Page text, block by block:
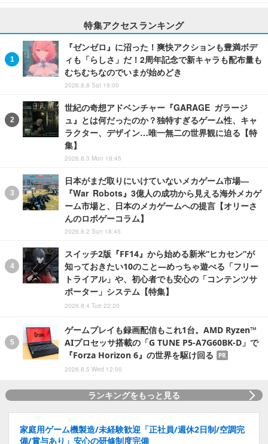
特集アクセスランキング
『ゼンゼロ』に沼った！爽快アクションも豊満ボデ
ィも「らしさ」だ！2周年記念で新キャラも配布量も
むちむちなのでいまが始めどき
2026.8.8 Sat 19:00
世紀の奇想アドベンチャー『GARAGE ガラージ
ュ』とは何だったのか？独特すぎるゲーム性、キャ
ラクター、デザイン…唯一無二の世界観に迫る【特
集】
2026.8.3 Mon 18:45
日本がまだ取りにいけていないメカゲーム市場―
『War Robots』3億人の成功から見える海外メカゲ
ーム市場と、日本のメカゲームへの提言【オリーさ
んのロボゲーコラム】
2026.8.2 Sun 18:45
スイッチ2版『FF14』から始める新米“ヒカセン”が
知っておきたい10のこと―めっちゃ遊べる「フリー
トライアル」や、初心者でも安心の「コンテンツサ
ポーター」システム【特集】
2026.8.4 Tue 22:20
ゲームプレイも録画配信もこれ1台。AMD Ryzen™
AIプロセッサ搭載の「G TUNE P5-A7G60BK-D」で
『Forza Horizon 6』の世界を駆け回る
PR
2026.8.5 Wed 12:00
ランキングをもっと見る
家庭用ゲーム機製造/未経験歓迎「正社員/週休2日制/空調完
備/賞与あり」安心の研修制度完備